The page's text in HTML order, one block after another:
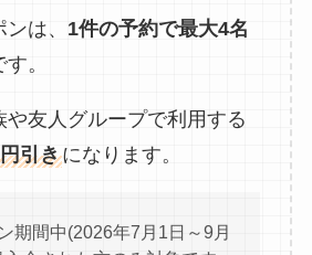
は、 1件の予約で最大4名
す。
や友人グループで利用する
引きになります。
期間中(2026年7月1日～9月